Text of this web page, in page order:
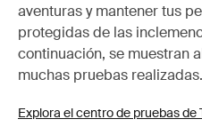
aventuras y mantener tus
protegidas de las
continuación, se muestran
muchas pruebas realizadas.
Explora el centro de pruebas de